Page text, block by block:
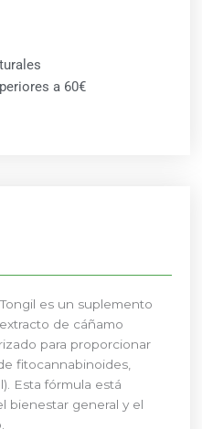
a 60€
es un suplemento
de cáñamo
para proporcionar
fitocannabinoides,
Esta fórmula está
bienestar general y el